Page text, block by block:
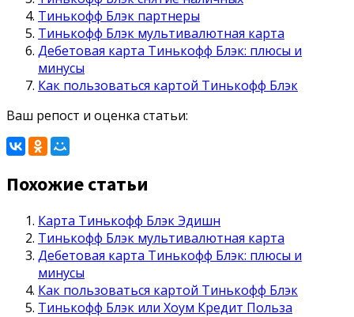
Тинькофф Блэк партнеры
Тинькофф Блэк мультивалютная карта
Дебетовая карта Тинькофф Блэк: плюсы и
минусы
Как пользоваться картой Тинькофф Блэк
Ваш репост и оценка статьи:
Похожие статьи
Карта Тинькофф Блэк Эдишн
Тинькофф Блэк мультивалютная карта
Дебетовая карта Тинькофф Блэк: плюсы и
минусы
Как пользоваться картой Тинькофф Блэк
Тинькофф Блэк или Хоум Кредит Польза